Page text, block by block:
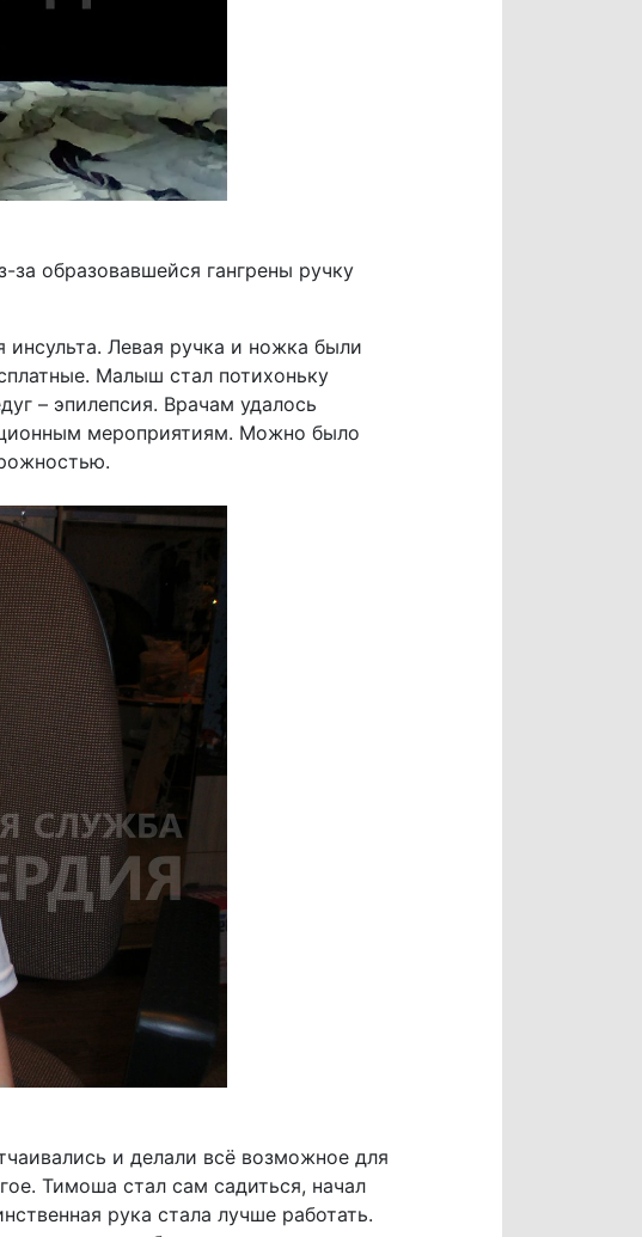
за образовавшейся гангрены ручку
Левая ручка и ножка были
Малыш стал потихоньку
– эпилепсия. Врачам удалось
мероприятиям. Можно было
и делали всё возможное для
Тимоша стал сам садиться, начал
рука стала лучше работать.